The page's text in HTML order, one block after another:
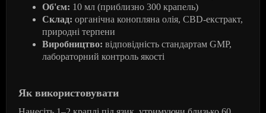
Об'єм: 10 мл (приблизно 300 крапель)
Склад: органічна конопляна олія, CBD-екстракт,
природні терпени
Виробництво: відповідність стандартам GMP,
лабораторний контроль якості
Як використовувати